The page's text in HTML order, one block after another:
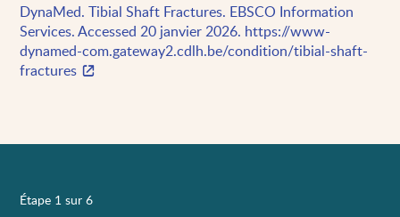
DynaMed. Tibial Shaft Fractures. EBSCO Information
Services. Accessed 20 janvier 2026. https://www-
dynamed-com.gateway2.cdlh.be/condition/tibial-shaft-
fractures
Étape 1 sur 6